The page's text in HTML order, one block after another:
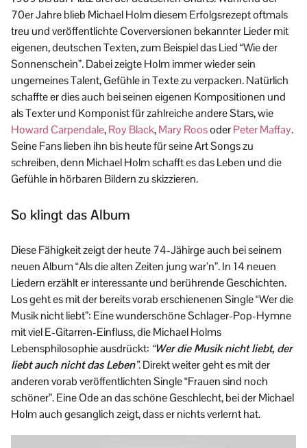
70er Jahre blieb Michael Holm diesem Erfolgsrezept oftmals
treu und veröffentlichte Coverversionen bekannter Lieder mit
eigenen, deutschen Texten, zum Beispiel das Lied “Wie der
Sonnenschein”. Dabei zeigte Holm immer wieder sein
ungemeines Talent, Gefühle in Texte zu verpacken. Natürlich
schaffte er dies auch bei seinen eigenen Kompositionen und
als Texter und Komponist für zahlreiche andere Stars, wie
Howard Carpendale,Roy Black,Mary RoosoderPeter Maffay.
Seine Fans lieben ihn bis heute für seine Art Songs zu
schreiben, denn Michael Holm schafft es das Leben und die
Gefühle in hörbaren Bildern zu skizzieren.
So klingt das Album
Diese Fähigkeit zeigt der heute 74-Jähirge auch bei seinem
neuen Album “Als die alten Zeiten jung war’n”. In 14 neuen
Liedern erzählt er interessante und berührende Geschichten.
Los geht es mit der bereits vorab erschienenen Single “Wer die
Musik nicht liebt”: Eine wunderschöne Schlager-Pop-Hymne
mit viel E-Gitarren-Einfluss, die Michael Holms
Lebensphilosophie ausdrückt: “Wer die Musik nicht liebt, der
liebt auch nicht das Leben”. Direkt weiter geht es mit der
anderen vorab veröffentlichten Single “Frauen sind noch
schöner”. Eine Ode an das schöne Geschlecht, bei der Michael
Holm auch gesanglich zeigt, dass er nichts verlernt hat.